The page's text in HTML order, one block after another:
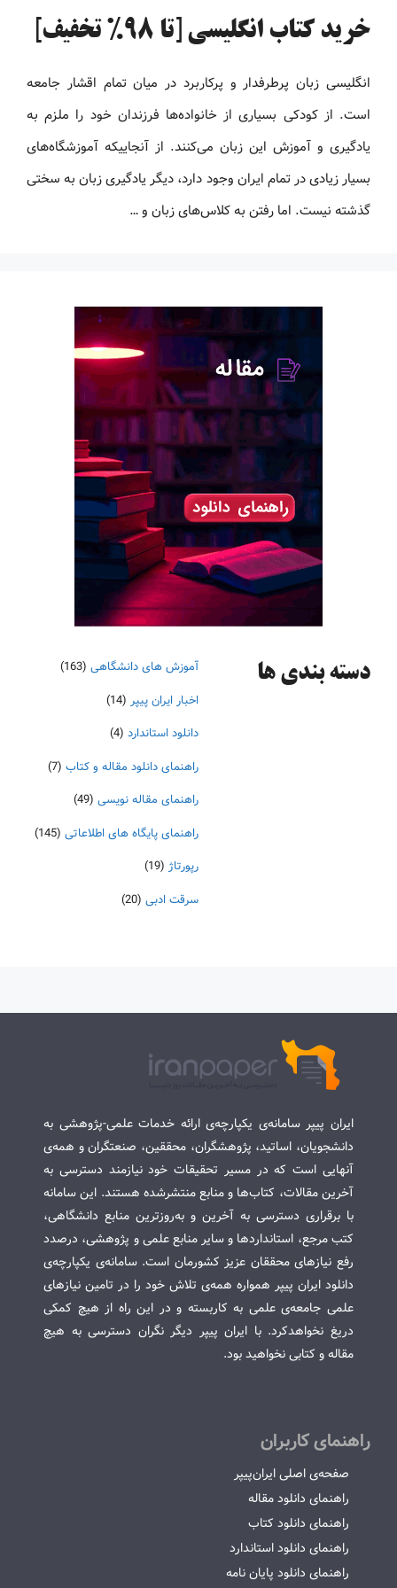
خرید کتاب انگلیسی [تا 98% تخفیف]
انگلیسی زبان پرطرفدار و پرکاربرد در میان تمام اقشار جامعه
است. از کودکی بسیاری از خانواده‌ها فرزندان خود را ملزم به
یادگیری و آموزش این زبان می‌کنند. از آنجاییکه آموزشگاه‌های
بسیار زیادی در تمام ایران وجود دارد، دیگر یادگیری زبان به سختی
گذشته نیست. اما رفتن به کلاس‌های زبان و …
دسته‌ بندی ها آموزش های دانشگاهی (163)
اخبار ایران پیپر (14)
دانلود استاندارد (4)
راهنمای دانلود مقاله و کتاب (7)
راهنمای مقاله نویسی (49)
راهنمای پایگاه های اطلاعاتی (145)
رپورتاژ (19)
سرقت ادبی (20)
ایران پیپر سامانه‌ی یکپارچه‌ی ارائه خدمات علمی-پژوهشی به
دانشجویان، اساتید، پژوهشگران، محققین، صنعتگران و همه‌ی
آنهایی است که در مسیر تحقیقات خود نیازمند دسترسی به
آخرین مقالات، کتاب‌ها و منابع منتشرشده هستند. این سامانه
با برقراری دسترسی به آخرین و به‌روزترین منابع دانشگاهی،
کتب مرجع، استانداردها و سایر منابع علمی و پژوهشی، درصدد
رفع نیازهای محققان عزیز کشورمان است. سامانه‌ی یکپارچه‌ی
دانلود ایران پیپر همواره همه‌ی تلاش خود را در تامین نیازهای
علمی جامعه‌ی علمی به کاربسته و در این راه از هیچ کمکی
دریغ نخواهدکرد. با ایران پیپر دیگر نگران دسترسی به هیچ
مقاله و کتابی نخواهید بود.
راهنمای کاربران
صفحه‌ی اصلی ایران‌پیپر
راهنمای دانلود مقاله
راهنمای دانلود کتاب
راهنمای دانلود استاندارد
راهنمای دانلود پایان نامه